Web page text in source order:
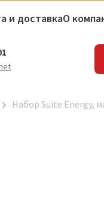
и доставкаО
Набор Suite Energy,